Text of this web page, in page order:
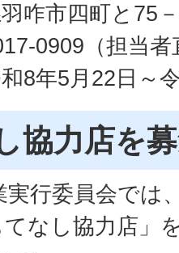
咋市四町と75
0909（担当者
8年5月22日～
協力店を
実行委員会では
なし協力店」